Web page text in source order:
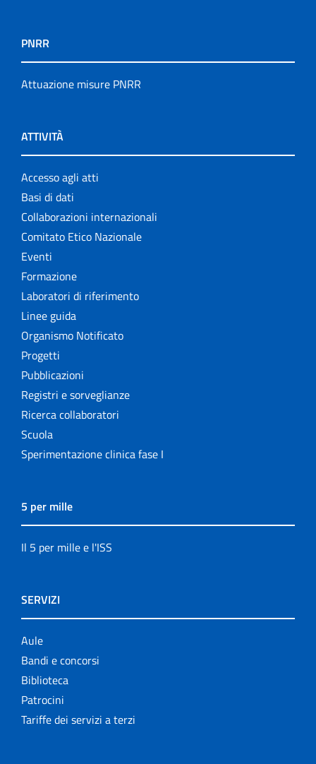
PNRR
Attuazione misure PNRR
ATTIVITÀ
Accesso agli atti
Basi di dati
Collaborazioni internazionali
Comitato Etico Nazionale
Eventi
Formazione
Laboratori di riferimento
Linee guida
Organismo Notificato
Progetti
Pubblicazioni
Registri e sorveglianze
Ricerca collaboratori
Scuola
Sperimentazione clinica fase I
5 per mille
Il 5 per mille e l'ISS
SERVIZI
Aule
Bandi e concorsi
Biblioteca
Patrocini
Tariffe dei servizi a terzi